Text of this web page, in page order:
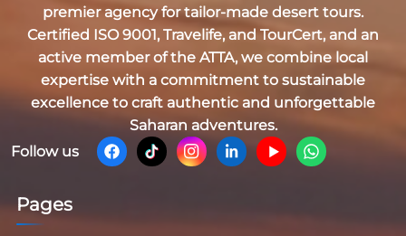
premier agency for tailor-made desert tours.
Certified ISO 9001, Travelife, and TourCert, and an
active member of the ATTA, we combine local
expertise with a commitment to sustainable
excellence to craft authentic and unforgettable
Saharan adventures.
Follow us
Pages